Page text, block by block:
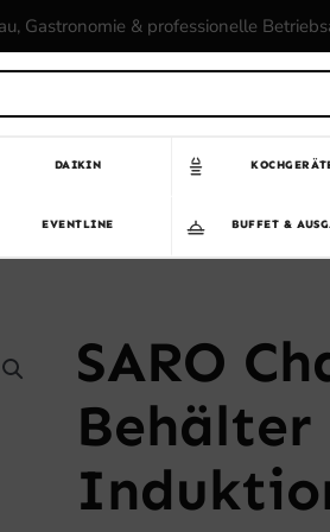
Gastronomie & professionelle
DAIKIN
EVENTLINE BUFFET &
SARO
Behälter